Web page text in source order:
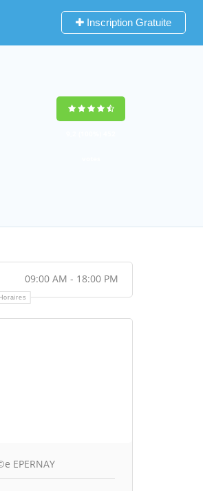
Inscription Gratuite
09:00 AM - 18:00 PM
Horaires
EPERNAY